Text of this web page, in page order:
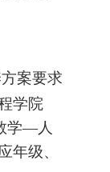
案要求
学院
学—人
年级、